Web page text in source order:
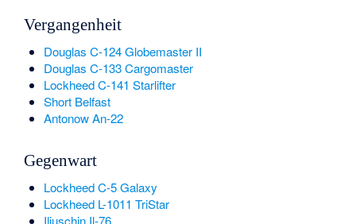
Vergangenheit
Douglas C-124 Globemaster II
Douglas C-133 Cargomaster
Lockheed C-141 Starlifter
Short Belfast
Antonow An-22
Gegenwart
Lockheed C-5 Galaxy
Lockheed L-1011 TriStar